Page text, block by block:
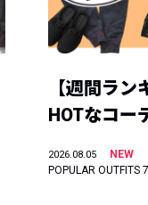
【週間ラ
HOTなコー
2026.08.05
NEW
POPULAR